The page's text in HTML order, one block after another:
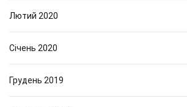
Лютий 2020
Січень 2020
Грудень 2019